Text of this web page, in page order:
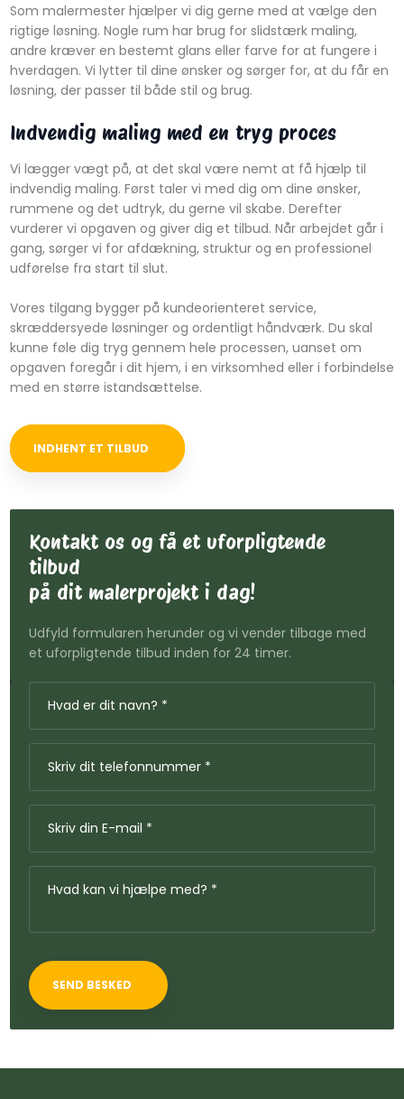
Som malermester hjælper vi dig gerne med at vælge den
rigtige løsning. Nogle rum har brug for slidstærk maling,
andre kræver en bestemt glans eller farve for at fungere i
hverdagen. Vi lytter til dine ønsker og sørger for, at du får en
løsning, der passer til både stil og brug.
Indvendig maling med en tryg proces
Vi lægger vægt på, at det skal være nemt at få hjælp til
indvendig maling. Først taler vi med dig om dine ønsker,
rummene og det udtryk, du gerne vil skabe. Derefter
vurderer vi opgaven og giver dig et tilbud. Når arbejdet går i
gang, sørger vi for afdækning, struktur og en professionel
udførelse fra start til slut.
Vores tilgang bygger på kundeorienteret service,
skræddersyede løsninger og ordentligt håndværk. Du skal
kunne føle dig tryg gennem hele processen, uanset om
opgaven foregår i dit hjem, i en virksomhed eller i forbindelse
med en større istandsættelse.
INDHENT ET TILBUD
Kontakt os og få et uforpligtende
tilbud
​på dit malerprojekt i dag!
Udfyld formularen herunder og vi vender tilbage med
et uforpligtende tilbud inden for 24 timer.